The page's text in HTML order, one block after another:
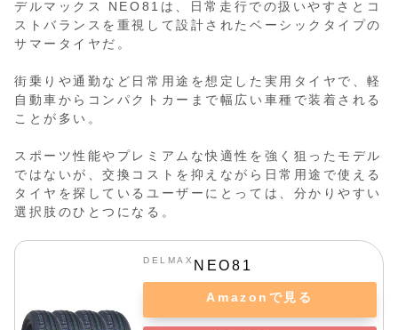
デルマックス NEO81は、日常走行での扱いやすさとコ
ストバランスを重視して設計されたベーシックタイプの
サマータイヤだ。
街乗りや通勤など日常用途を想定した実用タイヤで、軽
自動車からコンパクトカーまで幅広い車種で装着される
ことが多い。
スポーツ性能やプレミアムな快適性を強く狙ったモデル
ではないが、交換コストを抑えながら日常用途で使える
タイヤを探しているユーザーにとっては、分かりやすい
選択肢のひとつになる。
DELMAX NEO81
Amazonで見る